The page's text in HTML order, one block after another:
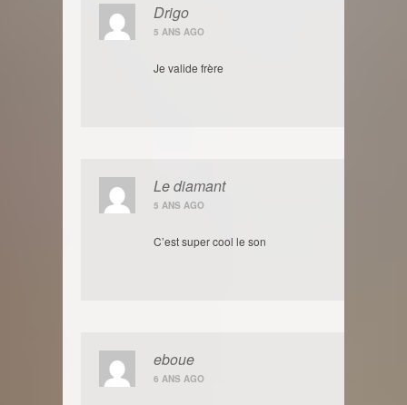
Drigo
5 ANS AGO
Je valide frère
Le diamant
5 ANS AGO
C’est super cool le son
eboue
6 ANS AGO